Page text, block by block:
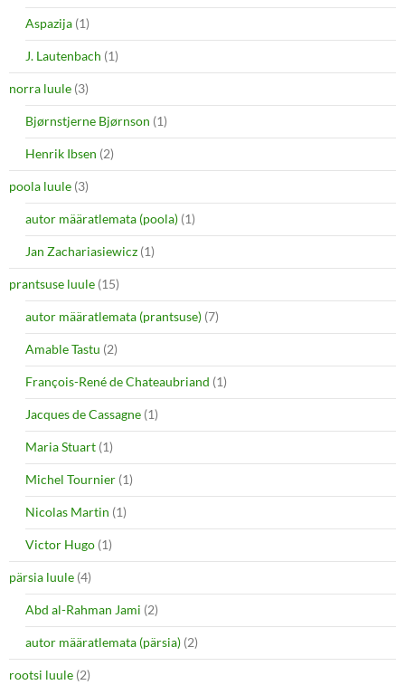
Aspazija (1)
J. Lautenbach (1)
norra luule (3)
Bjørnstjerne Bjørnson (1)
Henrik Ibsen (2)
poola luule (3)
autor määratlemata (poola) (1)
Jan Zachariasiewicz (1)
prantsuse luule (15)
autor määratlemata (prantsuse) (7)
Amable Tastu (2)
François-René de Chateaubriand (1)
Jacques de Cassagne (1)
Maria Stuart (1)
Michel Tournier (1)
Nicolas Martin (1)
Victor Hugo (1)
pärsia luule (4)
Abd al-Rahman Jami (2)
autor määratlemata (pärsia) (2)
rootsi luule (2)